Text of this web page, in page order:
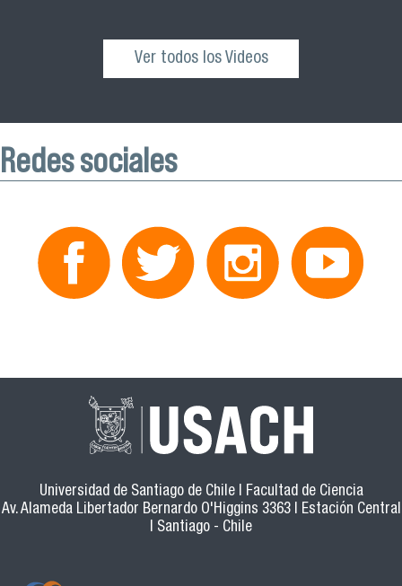
Ver todos los Videos
Redes sociales
Universidad de Santiago de Chile | Facultad de Ciencia
Av. Alameda Libertador Bernardo O'Higgins 3363 | Estación Central
| Santiago - Chile